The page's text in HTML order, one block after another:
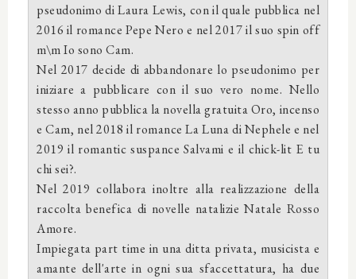
pseudonimo di Laura Lewis, con il quale pubblica nel
2016 il romance Pepe Nero e nel 2017 il suo spin off
m\m Io sono Cam.
Nel 2017 decide di abbandonare lo pseudonimo per
iniziare a pubblicare con il suo vero nome. Nello
stesso anno pubblica la novella gratuita Oro, incenso
e Cam, nel 2018 il romance La Luna di Nephele e nel
2019 il romantic suspance Salvami e il chick-lit E tu
chi sei?.
Nel 2019 collabora inoltre alla realizzazione della
raccolta benefica di novelle natalizie Natale Rosso
Amore.
Impiegata part time in una ditta privata, musicista e
amante dell'arte in ogni sua sfaccettatura, ha due